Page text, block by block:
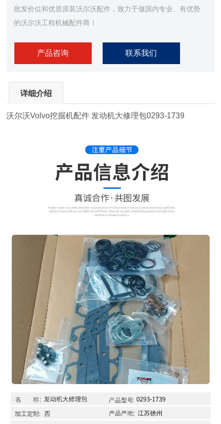
批发价位和优质原装沃尔沃配件，致力于做国内专业、有优势
的沃尔沃工程机械配件商！
产品咨询 联系我们
详细介绍
沃尔沃Volvo挖掘机配件 发动机大修理包0293-1739